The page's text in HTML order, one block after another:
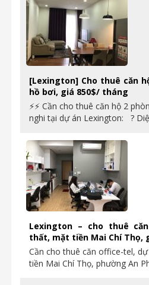
[Lexington] Cho thuê căn
hồ bơi, giá 850$/ tháng
⚡⚡ Cần cho thuê căn hộ 2
nghi tại dự án Lexington: ?
Lexington – cho thuê
thất, mặt tiền Mai Chí Thọ,
Cần cho thuê căn office-tel,
tiền Mai Chí Thọ, phường An